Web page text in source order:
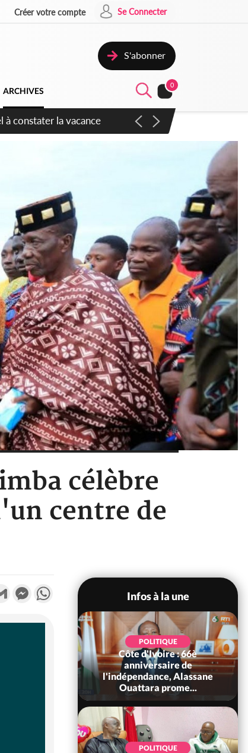
Créer votre compte Se Connecter
S'abonner
ARCHIVES
0
célèbre
centre de
Gmail MessengerWhatsApp
Infos à la une
Hiram
le conseil
POLITIQUE
Côte d'Ivoire : 66è
anniversaire de
l'indépendance, Alassane
Ouattara prome...
POLITIQUE